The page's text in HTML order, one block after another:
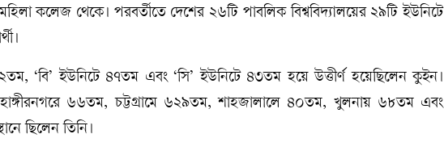
কলেজ থেকে। পরবর্তীতে দেশের ২৬টি পাবলিক বিশ্ববিদ্যালয়ের ২৯টি ইউনিটে
‘বি’ ইউনিটে ৪৭তম এবং ‘সি’ ইউনিটে ৪৩তম হয়ে উত্তীর্ণ হয়েছিলেন কুইন।
৬৬তম, চট্টগ্রামে ৬২৯তম, শাহজালালে ৪০তম, খুলনায় ৬৮তম এবং
ছিলেন তিনি।